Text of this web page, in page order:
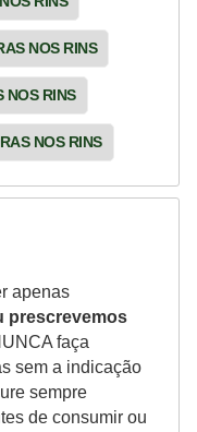
NOS RINS
NOS RINS
NOS RINS
apenas
prescrevemos
faça
sem a indicação
sempre
de consumir ou